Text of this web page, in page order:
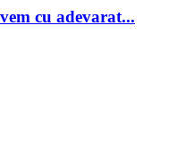
cu adevarat...